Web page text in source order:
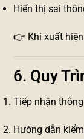
Hiển thị sai
👉 Khi xuất
6. Quy
Tiếp nhận
Hướng dẫn